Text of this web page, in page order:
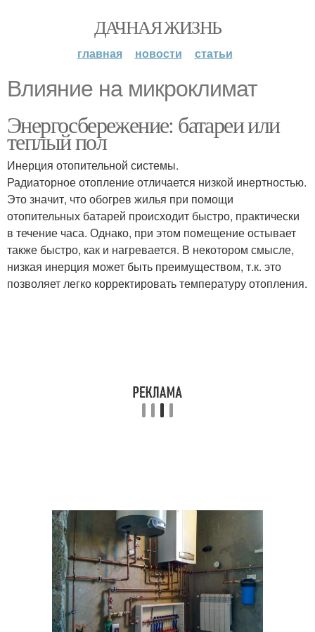
ДАЧНАЯ ЖИЗНЬ
главная новости статьи
Влияние на микроклимат
Энергосбережение: батареи или
теплый пол
Инерция отопительной системы.
Радиаторное отопление отличается низкой инертностью.
Это значит, что обогрев жилья при помощи
отопительных батарей происходит быстро, практически
в течение часа. Однако, при этом помещение остывает
также быстро, как и нагревается. В некотором смысле,
низкая инерция может быть преимуществом, т.к. это
позволяет легко корректировать температуру отопления.